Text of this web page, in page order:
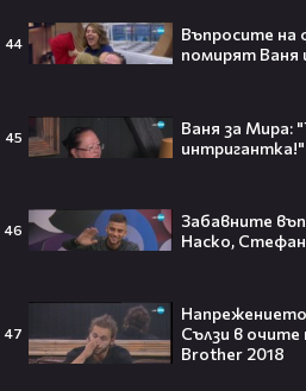
44
Въпросите на
помирят Ваня
45
Ваня за Мира:
46
Забавните
Наско,
47
Напрежението
Сълзи в очите
Brother 2018
на новия
Защо Ахил
всъщност